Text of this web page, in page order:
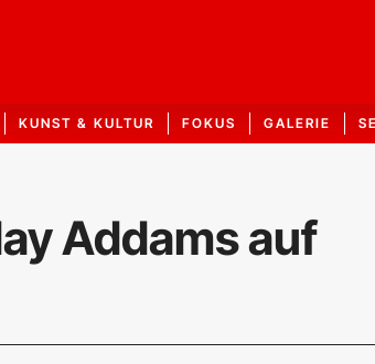
KUNST & KULTUR FOKUS GALERIE
Addams auf